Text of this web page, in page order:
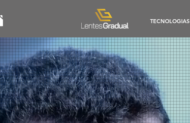
TECNOLOGIAS